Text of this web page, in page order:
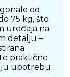
od
75 kg, što
uređaja na
detalju –
praktične
upotrebu